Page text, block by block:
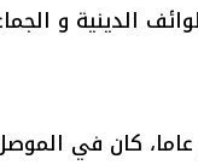
الدينية و
كان في الموصل